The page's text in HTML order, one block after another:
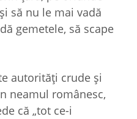
să nu le mai vadă
gemetele, să scape
autorităţi crude şi
neamul românesc,
că „tot ce-i